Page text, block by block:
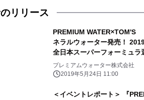
リリース
PREMIUM WATER×TOM'S
ネラルウォーター発売！
全日本スーパーフォーミュラ
プレミアムウォーター株式会社
2019年5月24日 11:00
＜イベントレポート＞ 『